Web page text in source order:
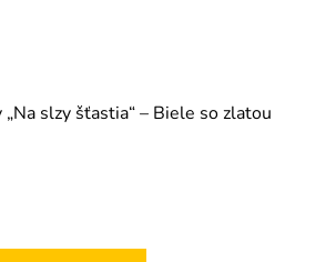
slzy šťastia“ – Biele so zlatou